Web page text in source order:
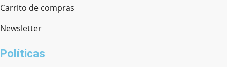
Carrito de compras
Newsletter
Políticas